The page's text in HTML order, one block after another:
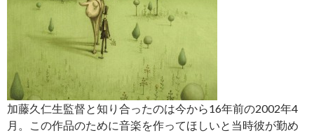
加藤久仁生監督と知り合ったのは今から16年前の2002年4
月。この作品のために音楽を作ってほしいと当時彼が勤め